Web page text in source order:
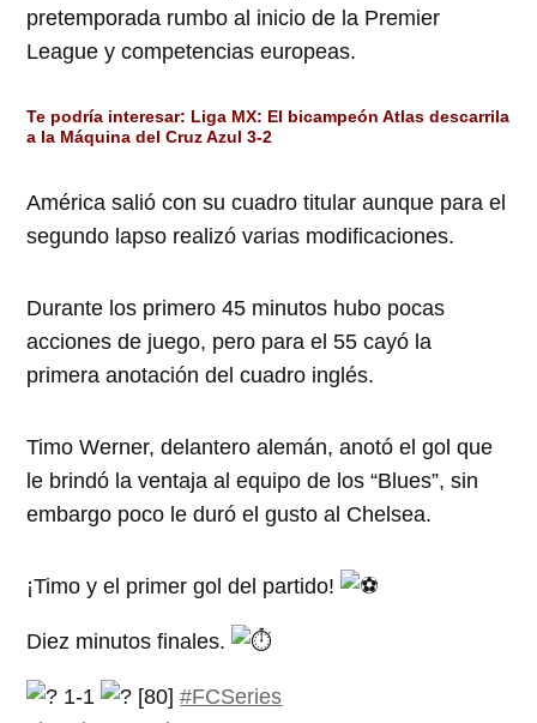
pretemporada rumbo al inicio de la Premier
League y competencias europeas.
Te podría interesar: Liga MX: El bicampeón Atlas descarrila
a la Máquina del Cruz Azul 3-2
América salió con su cuadro titular aunque para el
segundo lapso realizó varias modificaciones.
Durante los primero 45 minutos hubo pocas
acciones de juego, pero para el 55 cayó la
primera anotación del cuadro inglés.
Timo Werner, delantero alemán, anotó el gol que
le brindó la ventaja al equipo de los “Blues”, sin
embargo poco le duró el gusto al Chelsea.
¡Timo y el primer gol del partido!
Diez minutos finales.
1-1 [80]#FCSeries